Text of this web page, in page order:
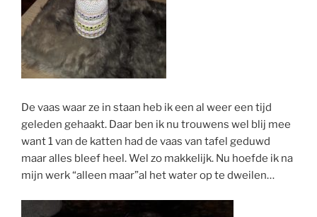
De vaas waar ze in staan heb ik een al weer een tijd
geleden gehaakt. Daar ben ik nu trouwens wel blij mee
want 1 van de katten had de vaas van tafel geduwd
maar alles bleef heel. Wel zo makkelijk. Nu hoefde ik na
mijn werk “alleen maar”al het water op te dweilen…